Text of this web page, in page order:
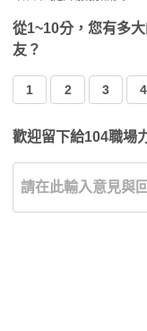
從1~10分，您有多
友？
1 2 3 4
歡迎留下給104職場